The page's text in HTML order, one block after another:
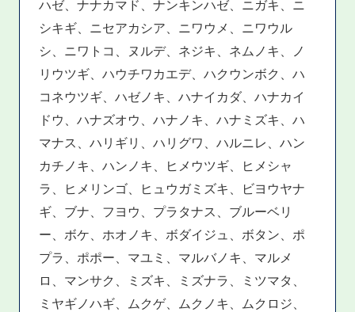
ハゼ、ナナカマド、ナンキンハゼ、ニガキ、ニ
シキギ、ニセアカシア、ニワウメ、ニワウル
シ、ニワトコ、ヌルデ、ネジキ、ネムノキ、ノ
リウツギ、ハウチワカエデ、ハクウンボク、ハ
コネウツギ、ハゼノキ、ハナイカダ、ハナカイ
ドウ、ハナズオウ、ハナノキ、ハナミズキ、ハ
マナス、ハリギリ、ハリグワ、ハルニレ、ハン
カチノキ、ハンノキ、ヒメウツギ、ヒメシャ
ラ、ヒメリンゴ、ヒュウガミズキ、ビヨウヤナ
ギ、ブナ、フヨウ、プラタナス、ブルーベリ
ー、ボケ、ホオノキ、ボダイジュ、ボタン、ポ
プラ、ポポー、マユミ、マルバノキ、マルメ
ロ、マンサク、ミズキ、ミズナラ、ミツマタ、
ミヤギノハギ、ムクゲ、ムクノキ、ムクロジ、